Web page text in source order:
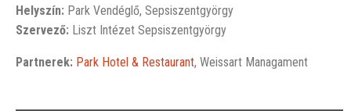
Helyszín: Park Vendéglő, Sepsiszentgyörgy
Szervező: Liszt Intézet Sepsiszentgyörgy
Partnerek: Park Hotel & Restaurant, Weissart Managament